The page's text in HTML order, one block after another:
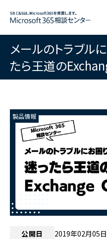
メールのトラブル
たら王道の
製品情報
公開日
2019年02月05日